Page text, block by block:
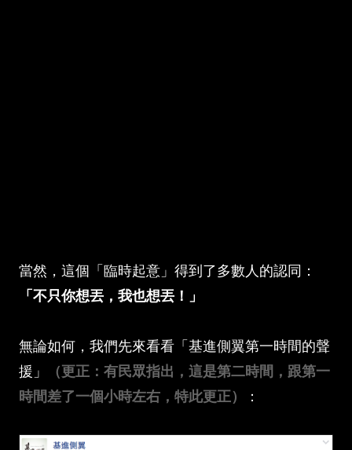
當然，這個「臨時起意」得到了多數人的認同：
「不只你想丟，我也想丟！」
無論如何，我們先來看看「基進側翼第一時間的聲
援」
（更正：有民眾指出，這是第二時間，跟第一
時間差了一個小時左右，特此更正）
：